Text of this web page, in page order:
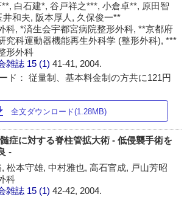
白石建*, 谷戸祥之***, 小倉卓**, 原田智
和夫, 阪本厚人, 久保俊一**
科, *済生会宇都宮病院整形外科, **京都府
究科運動器機能再生外科学 (整形外科), ***
形外科
雑誌 15 (1)41-41, 2004.
ド： 従量制、基本料金制の方共に121円
全文ダウンロード(1.28MB)
症に対する脊柱管拡大術 - 低侵襲手術を
-
松本守雄, 中村雅也, 高石官成, 戸山芳昭
科
雑誌 15 (1)42-42, 2004.